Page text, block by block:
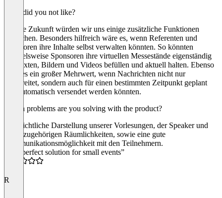
What did you not like?
Für die Zukunft würden wir uns einige zusätzliche Funktionen
wünschen. Besonders hilfreich wäre es, wenn Referenten und
Sponsoren ihre Inhalte selbst verwalten könnten. So könnten
beispielsweise Sponsoren ihre virtuellen Messestände eigenständig
mit Texten, Bildern und Videos befüllen und aktuell halten. Ebenso
wäre es ein großer Mehrwert, wenn Nachrichten nicht nur
vorbereitet, sondern auch für einen bestimmten Zeitpunkt geplant
und automatisch versendet werden könnten.
Which problems are you solving with the product?
Übersichtliche Darstellung unserer Vorlesungen, der Speaker und
der dazugehörigen Räumlichkeiten, sowie eine gute
Kommunikationsmöglichkeit mit den Teilnehmern.
“The perfect solution for small events”
R